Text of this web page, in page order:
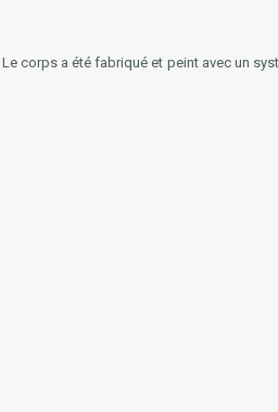
corps a été fabriqué et peint avec un